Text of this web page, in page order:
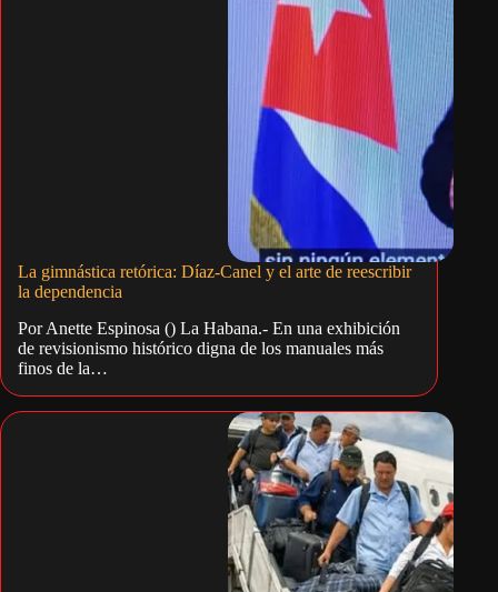
La gimnástica retórica: Díaz-Canel y el arte de reescribir
la dependencia
Por Anette Espinosa () La Habana.- En una exhibición
de revisionismo histórico digna de los manuales más
finos de la…